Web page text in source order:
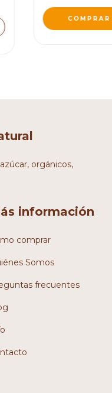
orgánicos,
información
comprar
Somos
frecuentes